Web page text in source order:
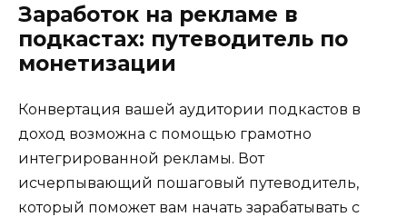
Заработок на рекламе в
подкастах: путеводитель по
монетизации
Конвертация вашей аудитории подкастов в
доход возможна с помощью грамотно
интегрированной рекламы. Вот
исчерпывающий пошаговый путеводитель,
который поможет вам начать зарабатывать с